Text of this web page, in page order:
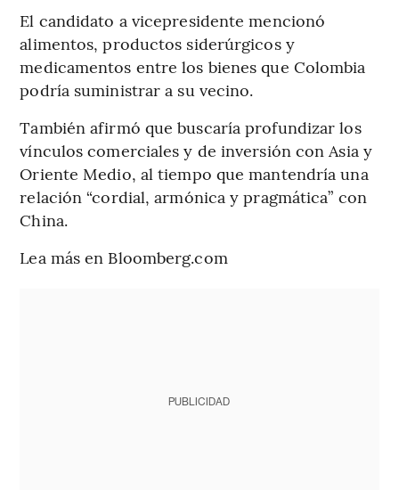
El candidato a vicepresidente mencionó
alimentos, productos siderúrgicos y
medicamentos entre los bienes que Colombia
podría suministrar a su vecino.
También afirmó que buscaría profundizar los
vínculos comerciales y de inversión con Asia y
Oriente Medio, al tiempo que mantendría una
relación “cordial, armónica y pragmática” con
China.
Lea más en Bloomberg.com
PUBLICIDAD